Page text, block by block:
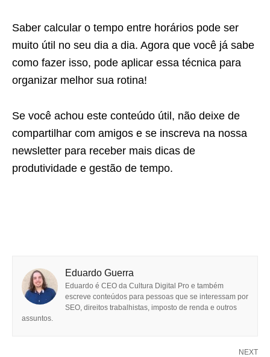
Saber calcular o tempo entre horários pode ser
muito útil no seu dia a dia. Agora que você já sabe
como fazer isso, pode aplicar essa técnica para
organizar melhor sua rotina!
Se você achou este conteúdo útil, não deixe de
compartilhar com amigos e se inscreva na nossa
newsletter para receber mais dicas de
produtividade e gestão de tempo.
Eduardo Guerra
Eduardo é CEO da Cultura Digital Pro e também
escreve conteúdos para pessoas que se interessam por
SEO, direitos trabalhistas, imposto de renda e outros
assuntos.
NEXT